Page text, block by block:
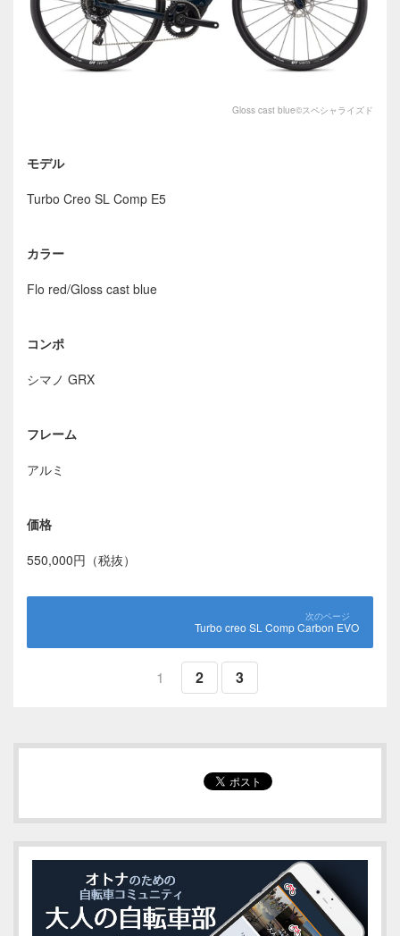
Gloss cast blue©︎スペシャライズド
モデル
Turbo Creo SL Comp E5
カラー
Flo red/Gloss cast blue
コンポ
シマノ GRX
フレーム
アルミ
価格
550,000円（税抜）
Turbo creo SL Comp Carbon EVO
1 2 3